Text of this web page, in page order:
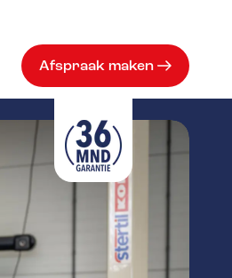
Afspraak maken